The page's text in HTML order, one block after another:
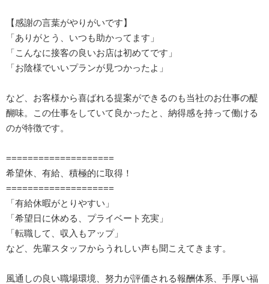
【感謝の言葉がやりがいです】
「ありがとう、いつも助かってます」
「こんなに接客の良いお店は初めてです」
「お陰様でいいプランが見つかったよ」
など、お客様から喜ばれる提案ができるのも当社のお仕事の醍
醐味。この仕事をしていて良かったと、納得感を持って働ける
のが特徴です。
====================
希望休、有給、積極的に取得！
====================
「有給休暇がとりやすい」
「希望日に休める、プライベート充実」
「転職して、収入もアップ」
など、先輩スタッフからうれしい声も聞こえてきます。
風通しの良い職場環境、努力が評価される報酬体系、手厚い福